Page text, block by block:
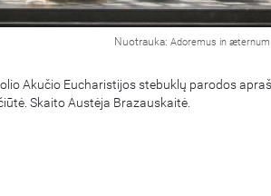
Nuotrauka: Adoremus in æternum
Akučio Eucharistijos stebuklų parodos
Skaito Austėja Brazauskaitė.